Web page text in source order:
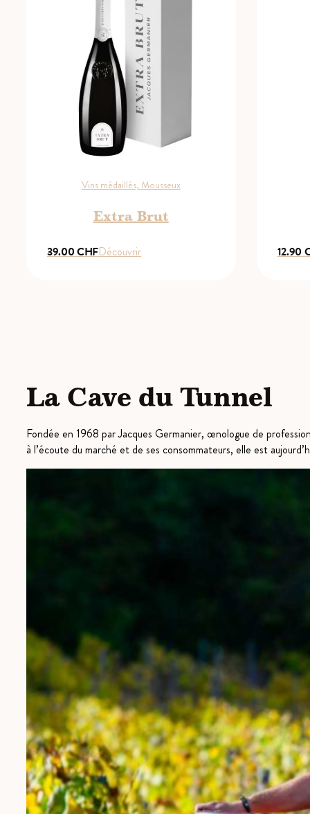
Vins médaillés, Mousseux
Extra Brut
39.00CHFDécouvrir 12.90
La Cave du Tunnel
Fondée en 1968 par Jacques Germanier, œnologue de
à l’écoute du marché et de ses consommateurs, elle est